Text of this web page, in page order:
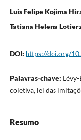
Luis Felipe Kojima
Tatiana Helena
DOI: https://doi.org/
Palavras-chave:
coletiva, lei das
Resumo